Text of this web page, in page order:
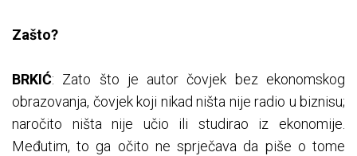
Zašto?
BRKIĆ: Zato što je autor čovjek bez ekonomskog
obrazovanja, čovjek koji nikad ništa nije radio u biznisu;
naročito ništa nije učio ili studirao iz ekonomije.
Međutim, to ga očito ne sprječava da piše o tome